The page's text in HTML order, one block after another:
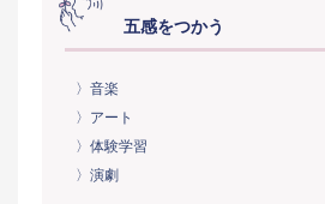
五感をつかう
〉音楽
〉アート
〉体験学習
〉演劇